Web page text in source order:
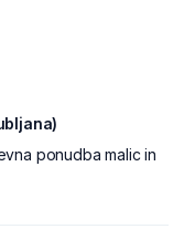
ponudba malic in